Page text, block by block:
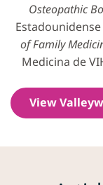
Osteopathic
of Family
Medicina de
View